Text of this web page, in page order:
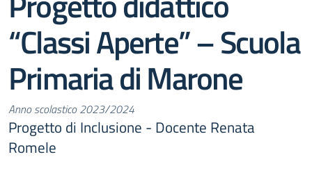
“Classi Aperte” – Scuola
Primaria di Marone
Anno scolastico 2023/2024
Progetto di Inclusione - Docente Renata
Romele